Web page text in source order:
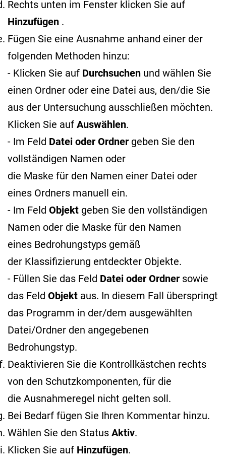
Rechts unten im Fenster klicken Sie auf
Hinzufügen .
Fügen Sie eine Ausnahme anhand einer der
folgenden Methoden hinzu:
- Klicken Sie auf Durchsuchen und wählen Sie
einen Ordner oder eine Datei aus, den/die Sie
aus der Untersuchung ausschließen möchten.
Klicken Sie auf Auswählen.
- Im Feld Datei oder Ordner geben Sie den
vollständigen Namen oder
die Maske für den Namen einer Datei oder
eines Ordners manuell ein.
- Im Feld Objekt geben Sie den vollständigen
Namen oder die Maske für den Namen
eines Bedrohungstyps gemäß
der Klassifizierung entdeckter Objekte.
- Füllen Sie das Feld Datei oder Ordner sowie
das Feld Objekt aus. In diesem Fall überspringt
das Programm in der/dem ausgewählten
Datei/Ordner den angegebenen
Bedrohungstyp.
Deaktivieren Sie die Kontrollkästchen rechts
von den Schutzkomponenten, für die
die Ausnahmeregel nicht gelten soll.
Bei Bedarf fügen Sie Ihren Kommentar hinzu.
Wählen Sie den Status Aktiv.
Klicken Sie auf Hinzufügen.